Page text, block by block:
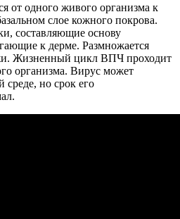
от одного живого организма к
слое кожного покрова.
составляющие основу
к дерме. Размножается
Жизненный цикл ВПЧ проходит
организма. Вирус может
среде, но срок его